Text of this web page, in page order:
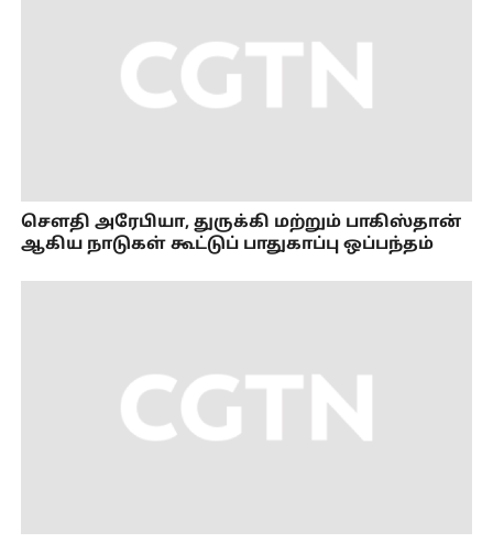
செளதி அரேபியா, துருக்கி மற்றும் பாகிஸ்தான்
ஆகிய நாடுகள் கூட்டுப் பாதுகாப்பு ஒப்பந்தம்